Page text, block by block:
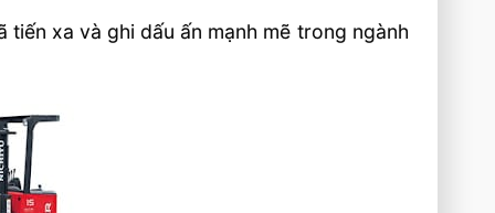
xa và ghi dấu ấn mạnh mẽ trong ngành